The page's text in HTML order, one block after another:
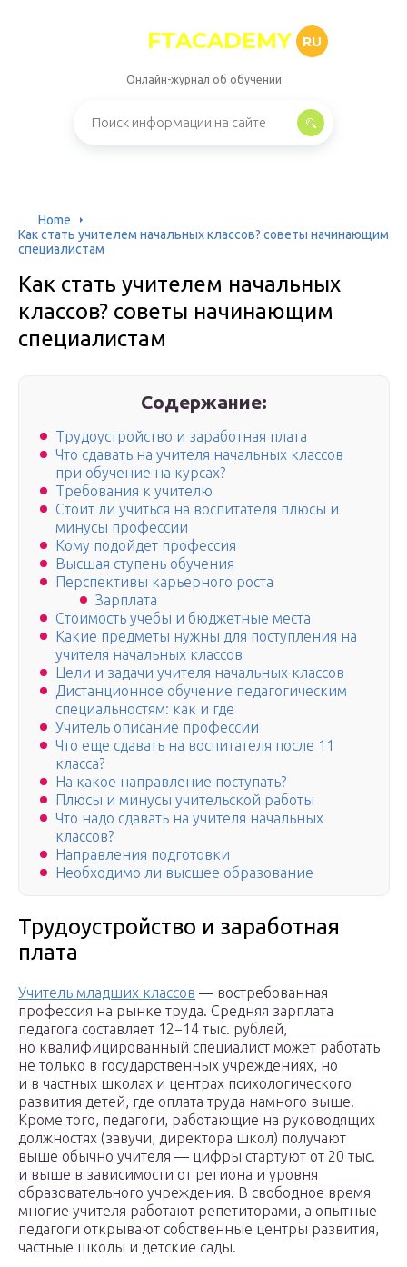
FTACADEMY RU
Онлайн-журнал об обучении
Home
Как стать учителем начальных классов? советы начинающим
специалистам
Как стать учителем начальных
классов? советы начинающим
специалистам
Содержание:
Трудоустройство и заработная плата
Что сдавать на учителя начальных классов
при обучение на курсах?
Требования к учителю
Стоит ли учиться на воспитателя плюсы и
минусы профессии
Кому подойдет профессия
Высшая ступень обучения
Перспективы карьерного роста
Зарплата
Стоимость учебы и бюджетные места
Какие предметы нужны для поступления на
учителя начальных классов
Цели и задачи учителя начальных классов
Дистанционное обучение педагогическим
специальностям: как и где
Учитель описание профессии
Что еще сдавать на воспитателя после 11
класса?
На какое направление поступать?
Плюсы и минусы учительской работы
Что надо сдавать на учителя начальных
классов?
Направления подготовки
Необходимо ли высшее образование
Трудоустройство и заработная
плата
Учитель младших классов — востребованная
профессия на рынке труда. Средняя зарплата
педагога составляет 12−14 тыс. рублей,
но квалифицированный специалист может работать
не только в государственных учреждениях, но
и в частных школах и центрах психологического
развития детей, где оплата труда намного выше.
Кроме того, педагоги, работающие на руководящих
должностях (завучи, директора школ) получают
выше обычно учителя — цифры стартуют от 20 тыс.
и выше в зависимости от региона и уровня
образовательного учреждения. В свободное время
многие учителя работают репетиторами, а опытные
педагоги открывают собственные центры развития,
частные школы и детские сады.